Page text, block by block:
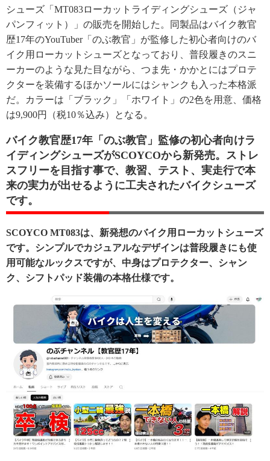
シューズ「MT083ローカットライディングシューズ（ジャ
パンフィット）」の販売を開始した。同製品はバイク教官
歴17年のYouTuber「のぶ教官」が監修した初心者向けのバ
イク用ローカットシューズとなっており、普段履きのスニ
ーカーのような見た目ながら、つま先・かかとにはプロテ
クターを装備するほかソールにはシャンクも入った本格派
だ。カラーは「ブラック」「ホワイト」の2色を用意、価格
は9,900円（税10％込み）となる。
バイク教官歴17年「のぶ教官」監修の初心者向けラ
イディングシューズがSCOYCOから新発売。ストレ
スフリーを目指す事で、教習、テスト、実走行で本
来の実力が出せるように工夫されたバイクシューズ
です。
SCOYCO MT083は、新発想のバイク用ローカットシューズ
です。シンプルでカジュアルなデザインは普段履きにも使
用可能なルックスですが、中身はプロテクター、シャン
ク、シフトパッド装備の本格仕様です。